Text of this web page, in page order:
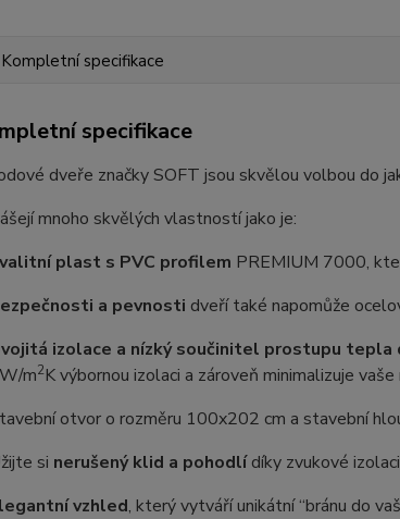
Kompletní specifikace
specifikace
dveře značky SOFT jsou skvělou volbou do
mnoho skvělých vlastností jako je:
plast s PVC profilem PREMIUM 7000,
a pevnosti dveří také napomůže
izolace a nízký součinitel prostupu tepla
m2K výbornou izolaci a zároveň minimalizuje
otvor o rozměru 100x202 cm a stavební
si nerušený klid a pohodlídíky zvukové
vzhled, který vytváří unikátní “bránu do